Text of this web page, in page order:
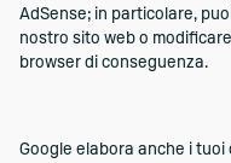
AdSense; in particolare,
nostro sito web o
browser di conseguenza.
Google elabora anche i tuoi